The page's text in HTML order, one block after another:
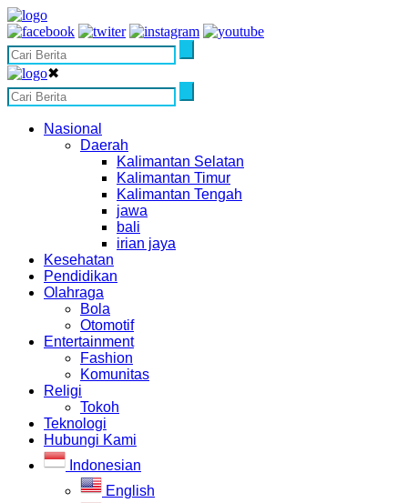
✖
Nasional
Daerah
Kalimantan Selatan
Kalimantan Timur
Kalimantan Tengah
jawa
bali
irian jaya
Kesehatan
Pendidikan
Olahraga
Bola
Otomotif
Entertainment
Fashion
Komunitas
Religi
Tokoh
Teknologi
Hubungi Kami
Indonesian
English